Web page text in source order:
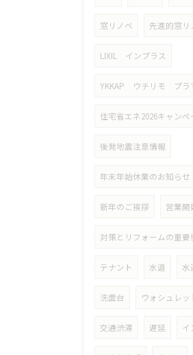
窓リノベ 先進的窓リ
LIXIL インプラス
YKKAP ウチリモ プラ
住宅省エネ2026キャンペ
後発地震注意情報
年末年始休業のお知らせ
新年のご挨拶 営業開
対策とリフォームの重要
テナント 水道 水
洗面台 ウォシュレッ
交通渋滞 遅延 イ